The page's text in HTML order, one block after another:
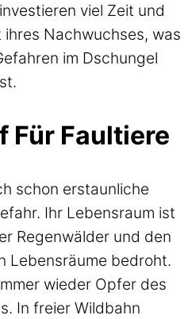
viel Zeit und
Nachwuchses, was
im Dschungel
Für Faultiere
schon erstaunliche
Ihr Lebensraum ist
Regenwälder und den
Lebensräume bedroht.
wieder Opfer des
In freier Wildbahn